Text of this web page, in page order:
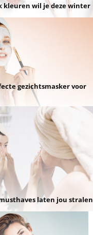
kleuren wil je deze winter
gezichtsmasker voor
laten jou stralen